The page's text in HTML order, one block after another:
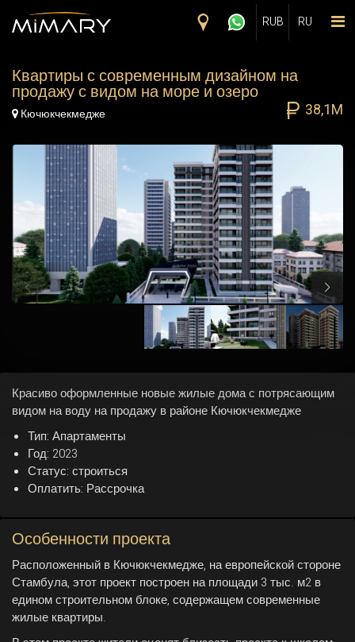
Skip to main content
RUB RU
Квартиры с современным дизайном на
продажу с видом на море и озеро
Map Marker
Кючюкчекмедже 38,1M
Красиво оформленные новые жилые дома с потрясающим
видом на воду на продажу в районе Кючюкчекмедже
Тип: Апартаменты
Год: 2023
Статус: строиться
Оплатить: Рассрочка
Особенности проекта
Расположенный в Кючюкчекмедже, на европейской стороне
Стамбула, этот проект построен на площади 3 тыс. м2 в
едином строительном блоке, содержащем современные
жилые квартиры.